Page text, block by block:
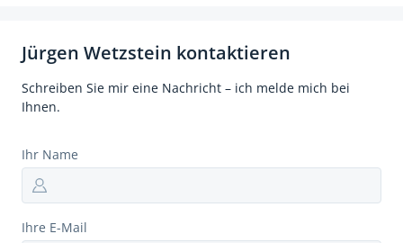
Jürgen Wetzstein kontaktieren
Schreiben Sie mir eine Nachricht – ich melde mich bei
Ihnen.
Ihr Name
Ihre E-Mail